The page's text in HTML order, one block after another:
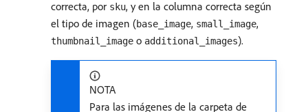
correcta, por sku, y en la columna correcta según
el tipo de imagen (base_image, small_image,
thumbnail_image o additional_images).
NOTA
Para las imágenes de la carpeta de